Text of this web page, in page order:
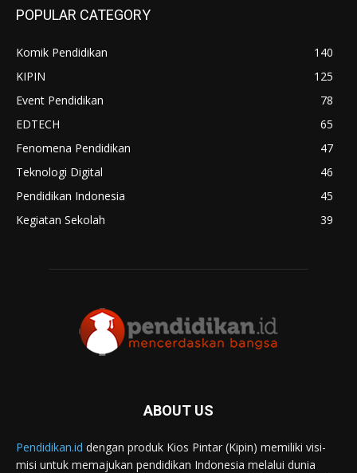
POPULAR CATEGORY
Komik Pendidikan
140
KIPIN
125
Event Pendidikan
78
EDTECH
65
Fenomena Pendidikan
47
Teknologi Digital
46
Pendidikan Indonesia
45
Kegiatan Sekolah
39
ABOUT US
Pendidikan.id dengan produk Kios Pintar (Kipin) memiliki visi-
misi untuk memajukan pendidikan Indonesia melalui dunia